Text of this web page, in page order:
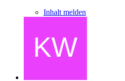
Inhalt melden